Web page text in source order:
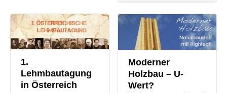
1.
Lehmbautagung
in Österreich
Moderner
Holzbau – U-
Wert?